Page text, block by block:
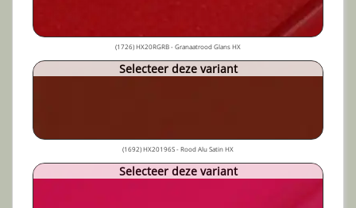
(1726) HX20RGRB - Granaatrood Glans HX
Selecteer deze variant
(1692) HX20196S - Rood Alu Satin HX
Selecteer deze variant